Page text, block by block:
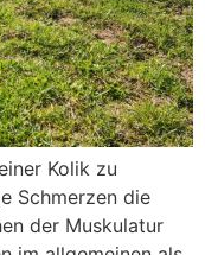
Kolik zu
Schmerzen die
der Muskulatur